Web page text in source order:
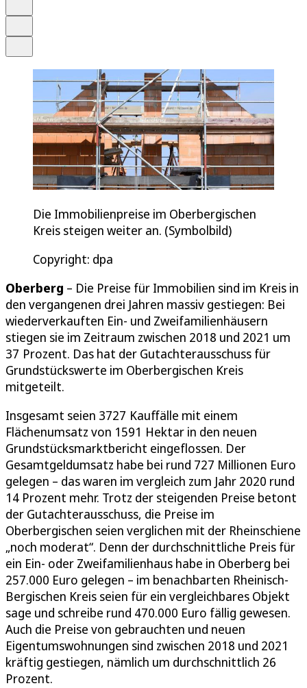
Die Immobilienpreise im Oberbergischen
Kreis steigen weiter an. (Symbolbild)
Copyright: dpa
Oberberg – Die Preise für Immobilien sind im Kreis in
den vergangenen drei Jahren massiv gestiegen: Bei
wiederverkauften Ein- und Zweifamilienhäusern
stiegen sie im Zeitraum zwischen 2018 und 2021 um
37 Prozent. Das hat der Gutachterausschuss für
Grundstückswerte im Oberbergischen Kreis
mitgeteilt.
Insgesamt seien 3727 Kauffälle mit einem
Flächenumsatz von 1591 Hektar in den neuen
Grundstücksmarktbericht eingeflossen. Der
Gesamtgeldumsatz habe bei rund 727 Millionen Euro
gelegen – das waren im vergleich zum Jahr 2020 rund
14 Prozent mehr. Trotz der steigenden Preise betont
der Gutachterausschuss, die Preise im
Oberbergischen seien verglichen mit der Rheinschiene
„noch moderat“. Denn der durchschnittliche Preis für
ein Ein- oder Zweifamilienhaus habe in Oberberg bei
257.000 Euro gelegen – im benachbarten Rheinisch-
Bergischen Kreis seien für ein vergleichbares Objekt
sage und schreibe rund 470.000 Euro fällig gewesen.
Auch die Preise von gebrauchten und neuen
Eigentumswohnungen sind zwischen 2018 und 2021
kräftig gestiegen, nämlich um durchschnittlich 26
Prozent.